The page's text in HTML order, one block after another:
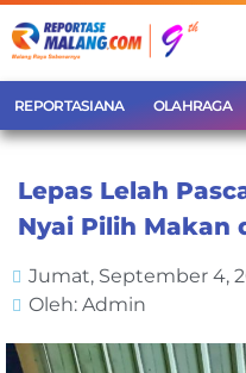
REPORTASIANA OLAHRAGA
Lepas Lelah
Nyai Pilih Makan
Jumat, September 4,
Oleh: Admin